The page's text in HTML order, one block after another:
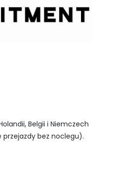
Belgii i Niemczech
przejazdy bez noclegu).